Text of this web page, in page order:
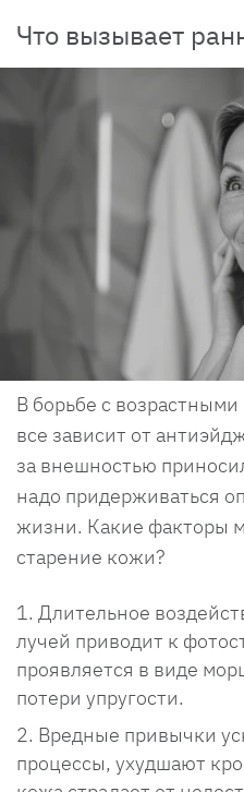
Что вызывает
В борьбе с
все зависит от
за внешностью
надо придерживаться
жизни. Какие факторы
старение кожи?
Длительное
лучей приводит к
проявляется в виде
потери упругости.
Вредные привычки
процессы, ухудшают